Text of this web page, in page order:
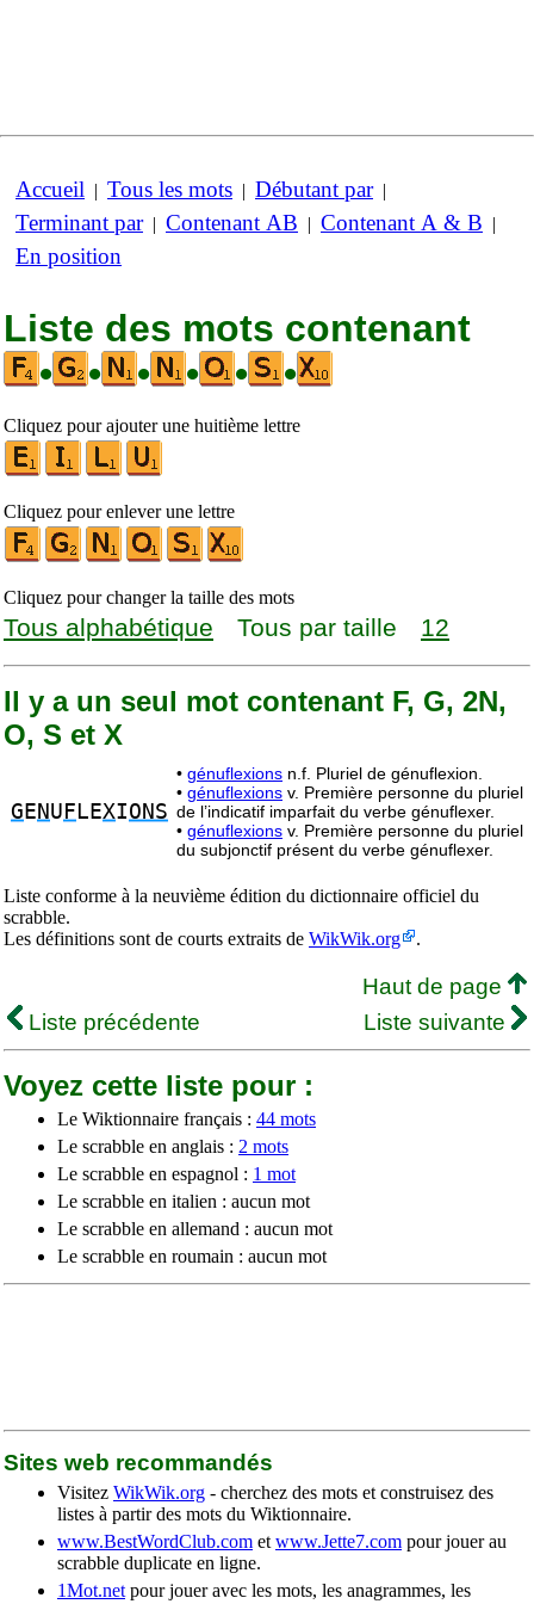
Accueil | Tous les mots | Débutant par|
Terminant par| Contenant AB | Contenant A & B |
En position
Liste des mots contenant
•
• • • • •
Cliquez pour ajouter une huitième lettre
Cliquez pour enlever une lettre
Cliquez pour changer la taille des mots
Tous alphabétique Tous par taille 12
Il y a un seul mot contenant F, G, 2N,
O, S et X
G E N U F LEXIONS
• génuflexions n.f. Pluriel de génuflexion.
• génuflexions v. Première personne du pluriel
de l’indicatif imparfait du verbe génuflexer.
• génuflexions v. Première personne du pluriel
du subjonctif présent du verbe génuflexer.
Liste conforme à la neuvième édition du dictionnaire officiel du
scrabble.
Les définitions sont de courts extraits de WikWik.org .
Haut de page
Liste précédente
Liste suivante
Voyez cette liste pour :
Le Wiktionnaire français : 44 mots
Le scrabble en anglais : 2 mots
Le scrabble en espagnol : 1 mot
Le scrabble en italien : aucun mot
Le scrabble en allemand : aucun mot
Le scrabble en roumain : aucun mot
Sites web recommandés
Visitez WikWik.org - cherchez des mots et construisez des
listes à partir des mots du Wiktionnaire.
www.BestWordClub.com et www.Jette7.com pour jouer au
scrabble duplicate en ligne.
1Mot.net pour jouer avec les mots, les anagrammes, les